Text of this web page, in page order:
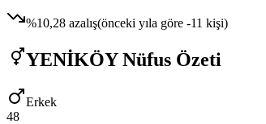
%10,28 azalış(önceki yıla göre -11 kişi)
YENİKÖYNüfus Özeti
Erkek
48